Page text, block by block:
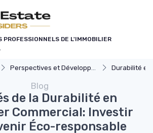
PROFESSIONNELS DE L'IMMOBILIER
Perspectives et Développement Durable Durabilité et
Blog
de la Durabilité en
Commercial: Investir
Éco-responsable